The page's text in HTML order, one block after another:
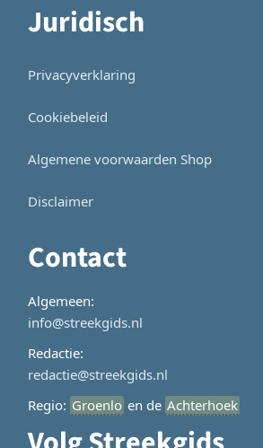
Juridisch
Privacyverklaring
Cookiebeleid
Algemene voorwaarden Shop
Disclaimer
Contact
Algemeen:
info@streekgids.nl
Redactie:
redactie@streekgids.nl
Regio: Groenlo en de Achterhoek